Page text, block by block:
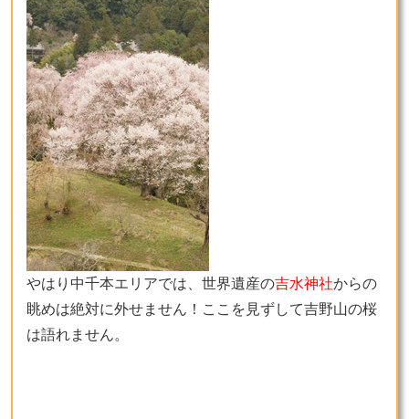
やはり中千本エリアでは、世界遺産の吉水神社からの
眺めは絶対に外せません！ここを見ずして吉野山の桜
は語れません。